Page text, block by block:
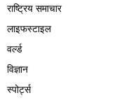
राष्ट्रिय समाचार
लाइफस्टाइल
वर्ल्ड
विज्ञान
स्पोर्ट्स